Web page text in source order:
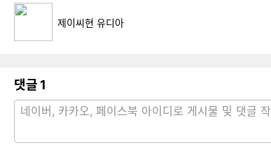
제이씨현 유디아
댓글 1